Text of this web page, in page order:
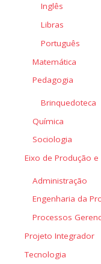
Inglês
Libras
Português
Matemática
Pedagogia
Brinquedoteca
Química
Sociologia
Eixo de Produção e
Administração
Engenharia da
Processos
Projeto Integrador
Tecnologia